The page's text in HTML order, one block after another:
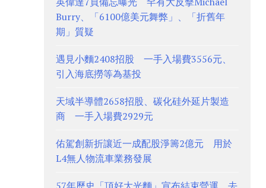
Burry、「6100億美元舞弊」、「折舊年
期」質疑
遇見小麵2408招股 一手入場費3556元、
引入海底撈等為基投
天域半導體2658招股、碳化硅外延片製造
商 一手入場費2929元
佑駕創新折讓近一成配股淨籌2億元 用於
L4無人物流車業務發展